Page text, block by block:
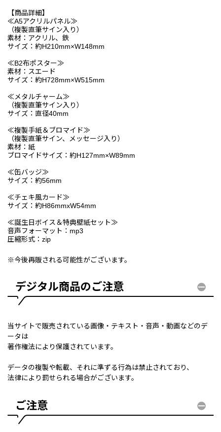
【商品詳細】
≪A5アクリルパネル≫
（複製直筆サイン入り）
素材：アクリル、鉄
サイズ：約H210mm×W148mm
≪B2布ポスター≫
素材：スエード
サイズ：約H728mm×W515mm
≪メタルチャーム≫
（複製直筆サイン入り）
サイズ：直径40mm
≪複製手紙＆ブロマイド≫
（複製直筆サイン、メッセージ入り）
素材：紙
ブロマイドサイズ：約H127mm×W89mm
≪缶バッジ≫
サイズ：約56mm
≪チェキ風カード≫
サイズ：約H86mmxW54mm
≪誕生日ボイス＆特典壁紙セット≫
音声フォーマット：mp3
圧縮形式：zip
※今後再販される可能性がございます。
デジタル商品のご注意
当サイトで販売されている画像・テキスト・音声・動画などのデ
ータは
著作権法により保護されています。
データの複製や転載、それに準ずる行為は禁止されており、
法律により罰せられる場合がございます。
ご注意